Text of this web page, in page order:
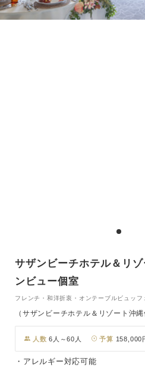
サザンビーチホテル＆リ
ンビュー個室
フレンチ・和洋折衷・オンテーブルビュッフ
（サザンビーチホテル＆リゾート沖縄
人数 6人～60人 予算 158,000
・アレルギー対応可能